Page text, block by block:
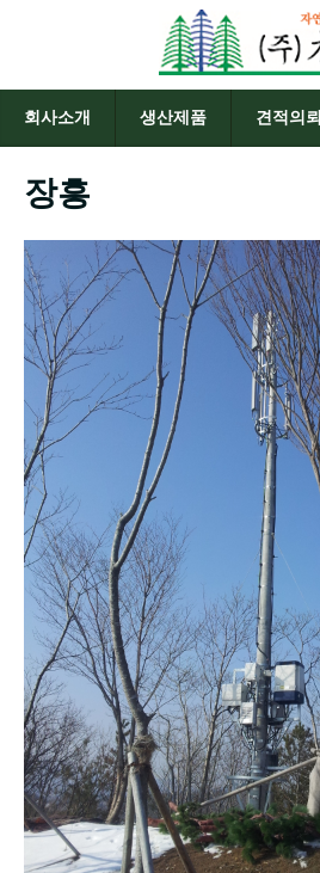
회사소개 생산제품 견적의뢰
장흥